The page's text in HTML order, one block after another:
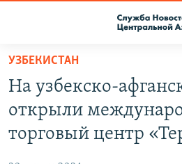
Вернуться
основному
содержанию
Вернутся
главной
О ПРОЕКТЕ
ПОДПИСКА
КОНТАКТЫ
УЗБЕКИСТАН
На узбекско-
открыли
торговый центр